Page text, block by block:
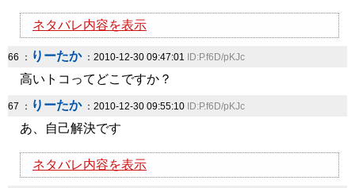
ネタバレ内容を表示
66 ： りーたか：2010-12-30 09:47:01 ID:P.f6D/pKJc
高いトコってどこですか？
67 ： りーたか：2010-12-30 09:55:10 ID:P.f6D/pKJc
あ、自己解決です
ネタバレ内容を表示